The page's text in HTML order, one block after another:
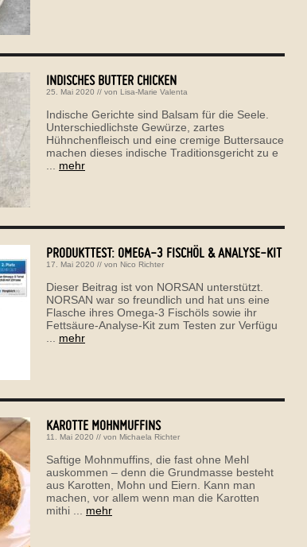
INDISCHES BUTTER CHICKEN
25. Mai 2020 // von Lisa-Marie Valenta
Indische Gerichte sind Balsam für die Seele.
Unterschiedlichste Gewürze, zartes
Hühnchenfleisch und eine cremige Buttersauce
machen dieses indische Traditionsgericht zu e
mehr
PRODUKTTEST: OMEGA-3 FISCHÖL & ANALYSE-KIT
17. Mai 2020 // von Nico Richter
Dieser Beitrag ist von NORSAN unterstützt.
NORSAN war so freundlich und hat uns eine
Flasche ihres Omega-3 Fischöls sowie ihr
Fettsäure-Analyse-Kit zum Testen zur Verfügu
mehr
KAROTTE MOHNMUFFINS
11. Mai 2020 // von Michaela Richter
Saftige Mohnmuffins, die fast ohne Mehl
auskommen – denn die Grundmasse besteht
aus Karotten, Mohn und Eiern. Kann man
machen, vor allem wenn man die Karotten
mithi ... mehr